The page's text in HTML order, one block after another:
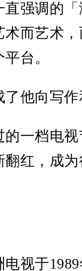
强调的
而艺术
台。
他向写
一档电
红，成
电视于